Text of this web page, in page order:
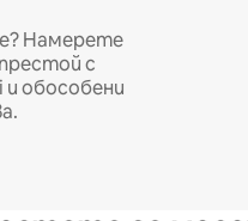
Намерете
с
обособени